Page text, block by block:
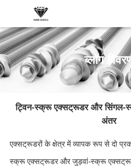
ब्लॉग
ट्विन-स्क्रू एक्सट्रूडर और सिंगल-
अंतर
एक्सट्रूडरों के क्षेत्र में व्यापक रूप से दो
स्क्रू एक्सट्रूडर और जुड़वां-स्क्रू